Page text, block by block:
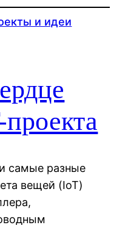
и идеи
самые разные
вещей (IoT)